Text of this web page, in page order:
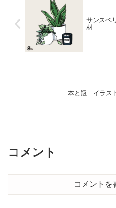
サンスベ
材
本と瓶｜イラス
コメント
コメントを